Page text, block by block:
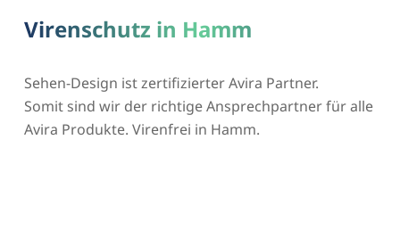
Virenschutz in Hamm
Sehen-Design ist zertifizierter Avira Partner.
Somit sind wir der richtige Ansprechpartner für alle
Avira Produkte. Virenfrei in Hamm.